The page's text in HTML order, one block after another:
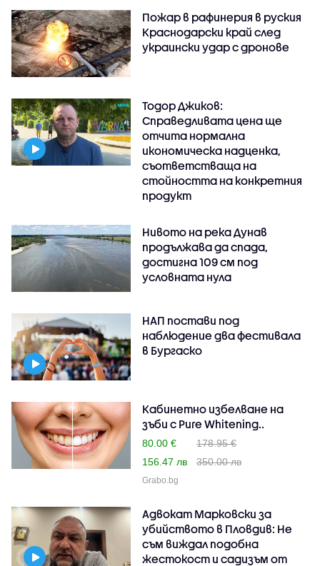
Пожар в рафинерия в руския
Краснодарски край след
украински удар с дронове
Тодор Джиков:
Справедливата цена ще
отчита нормална
икономическа надценка,
съответстваща на
стойността на конкретния
продукт
Нивото на река Дунав
продължава да спада,
достигна 109 см под
условната нула
НАП постави под
наблюдение два фестивала
в Бургаско
Кабинетно избелване на
зъби с Pure Whitening..
80.00 €
178.95 €
156.47 лв
350.00 лв
Grabo.bg
Адвокат Марковски за
убийството в Пловдив: Не
съм виждал подобна
жестокост и садизъм от